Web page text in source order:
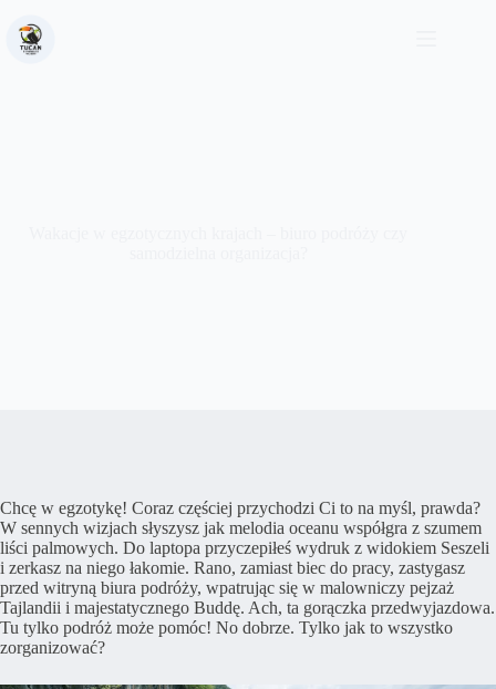
Chcę w egzotykę! Coraz częściej przychodzi Ci to na myśl, prawda?
W sennych wizjach słyszysz jak melodia oceanu współgra z szumem
liści palmowych. Do laptopa przyczepiłeś wydruk z widokiem Seszeli
i zerkasz na niego łakomie. Rano, zamiast biec do pracy, zastygasz
przed witryną biura podróży, wpatrując się w malowniczy pejzaż
Tajlandii i majestatycznego Buddę. Ach, ta gorączka przedwyjazdowa.
Tu tylko podróż może pomóc! No dobrze. Tylko jak to wszystko
zorganizować?